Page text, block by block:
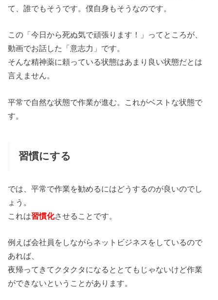
て、誰でもそうです。僕自身もそうなのです。
この「今日から死ぬ気で頑張ります！」ってところが、
動画でお話した「意志力」です。
そんな精神薬に頼っている状態はあまり良い状態だとは
言えません。
平常で自然な状態で作業が進む。これがベストな状態で
す。
習慣にする
では、平常で作業を勧めるにはどうするのが良いのでし
ょう。
これは習慣化させることです。
例えば会社員をしながらネットビジネスをしているので
あれば、
夜帰ってきてクタクタになるととてもじゃないけど作業
ができないということがあります。